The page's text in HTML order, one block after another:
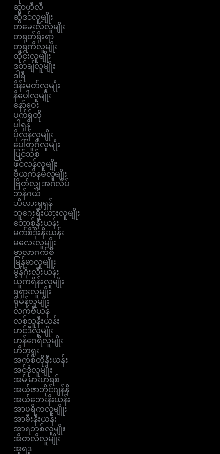
ဆွာဟီလီ
ဆွီဒင်လူမျိုး
တမေးလ်လူမျိုး
တရုတ်ရိုးရာ
တူရကီလူမျိုး
ထိုင်းလူမျိုး
ဒတ်ချ်လူမျိုး
ဒါရီ
ဒိန်းမတ်လူမျိုး
နီပေါလူမျိုး
နော်ဝေး
ပက်ရှ်တို
ပါရှန်
ပိုလန်လူမျိုး
ပေါ်တူဂီလူမျိုး
ပြင်သစ်
ဖင်လန်လူမျိုး
ဗီယက်နမ်လူမျိုး
ဗြိတိလျှ အင်္ဂလိပ်
ဘန်ဂယ်
ဘီလားရုရှန်
ဘူဂေးရီးယားလူမျိုး
ဘောစ့်နီးယန်း
မက်စီဒိုးနီးယန်း
မလေးလူမျိုး
မာလာဂက်စီ
မြန်မာလူမျိူး
မွန်ဂိုးလီးယန်း
ယူကရိန်းလူမျိုး
ရရှားလူမျိုး
ရိုမန်လူမျိုး
လက်ဗီယန်
လစ်သူနီးယန်း
ဟင်ဒီလူမျိုး
ဟန်ဂေရီလူမျိုး
ဟီဘရူး
အက်စ်တိုနီးယန်း
အင်ဒိုလူမျိုး
အမ် မားဟရစ်
အယ်ဇာဘိုင်ဂျန်နီ
အယ်ဘေးနီးယန်း
အာဖရိကလူမျိူး
အာမီးနီးယန်း
အာရဘစ်လူမျိုး
အီတလီလူမျိုး
အူရဒူ